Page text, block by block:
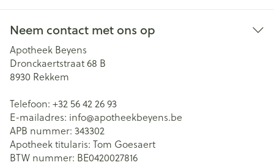
Neem contact met ons op
Apotheek Beyens
Dronckaertstraat 68 B
8930 Rekkem
Telefoon: +32 56 42 26 93
E-mailadres: info@apotheekbeyens.be
APB nummer: 343302
Apotheek titularis: Tom Goesaert
BTW nummer: BE0420027816